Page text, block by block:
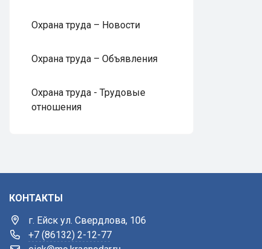
Охрана труда – Новости
Охрана труда – Объявления
Охрана труда - Трудовые
отношения
КОНТАКТЫ
г. Ейск ул. Свердлова, 106
+7 (86132) 2-12-77